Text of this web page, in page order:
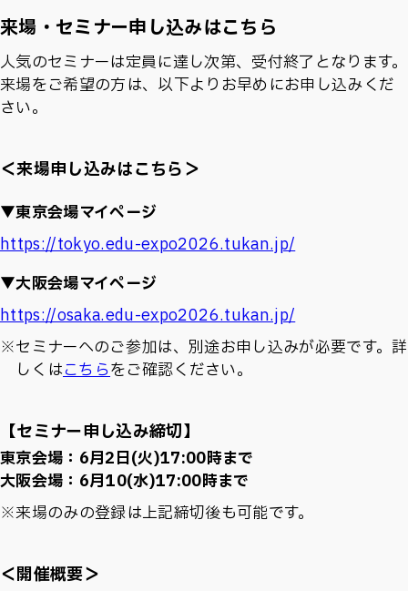
来場・セミナー申し込みはこちら
人気のセミナーは定員に達し次第、受付終了となります。
来場をご希望の方は、以下よりお早めにお申し込みくだ
さい。
＜来場申し込みはこちら＞
▼東京会場マイページ
https://tokyo.edu-expo2026.tukan.jp/
▼大阪会場マイページ
https://osaka.edu-expo2026.tukan.jp/
※セミナーへのご参加は、別途お申し込みが必要です。詳
しくはこちらをご確認ください。
【セミナー申し込み締切】
東京会場：6月2日(火)17:00時まで
大阪会場：6月10(水)17:00時まで
※来場のみの登録は上記締切後も可能です。
＜開催概要＞